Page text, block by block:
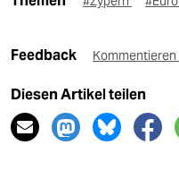
Feedback Kommentieren
Diesen Artikel teilen